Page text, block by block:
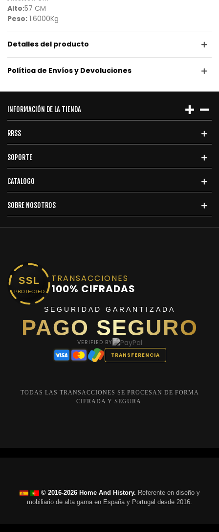
Alto:57 CM
Peso: 1.6000Kg
Detalles del producto
Política de Envíos y Devoluciones
INFORMACIÓN DE LA TIENDA
RRSS
SOPORTE
CATALOGO
SOBRE NOSOTROS
SSL
PROTECTED
TRANSACCIONES
100% CIFRADAS
SEGURIDAD GARANTIZADA
PAGO SEGURO
VERIFIED BY
TRANSFERENCIA
TODAS LAS TRANSACCIONES SE PROCESAN DE FORMA
CIFRADA Y SEGURA.
© 2016-2026 Home And History. Referente en diseño y
mobiliario de alta gama en España y Portugal desde 2016.